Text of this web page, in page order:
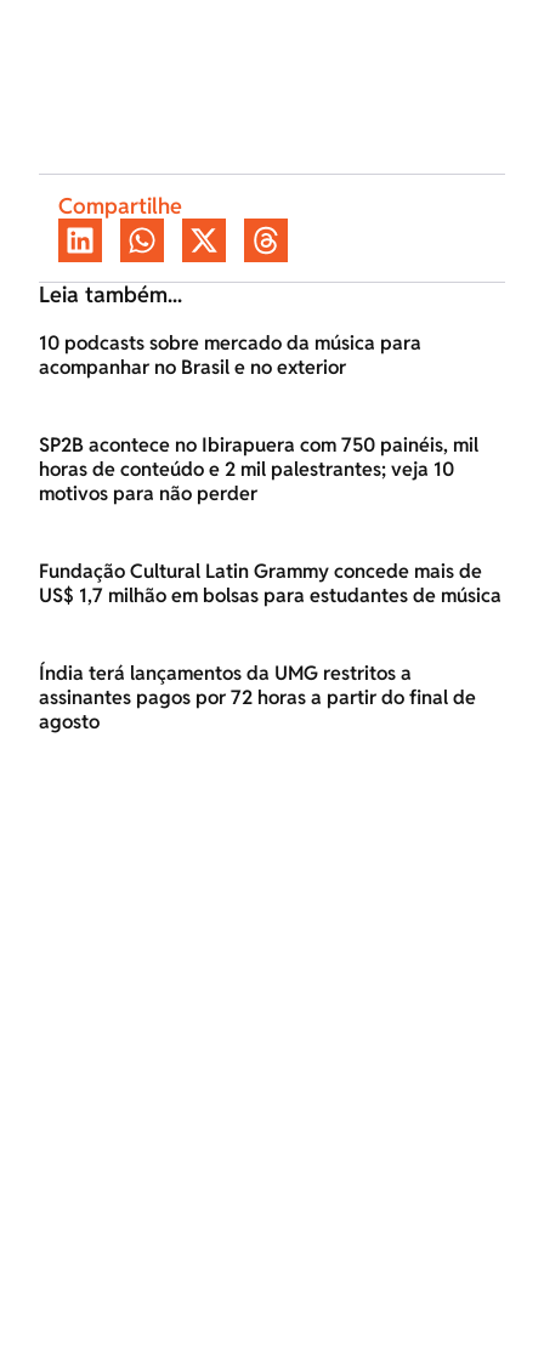
Compartilhe
Leia também...
10 podcasts sobre mercado da música para
acompanhar no Brasil e no exterior
SP2B acontece no Ibirapuera com 750 painéis, mil
horas de conteúdo e 2 mil palestrantes; veja 10
motivos para não perder
Fundação Cultural Latin Grammy concede mais de
US$ 1,7 milhão em bolsas para estudantes de música
Índia terá lançamentos da UMG restritos a
assinantes pagos por 72 horas a partir do final de
agosto